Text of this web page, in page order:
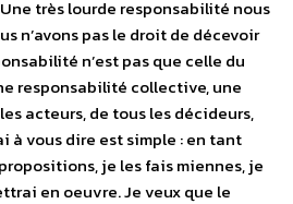
très lourde responsabilité nous
n’avons pas le droit de décevoir
n’est pas que celle du
responsabilité collective, une
acteurs, de tous les décideurs,
à vous dire est simple : en tant
je les fais miennes, je
en oeuvre. Je veux que le